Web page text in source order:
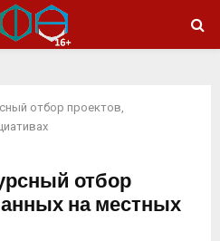
отбор проектов,
отбор
на местных